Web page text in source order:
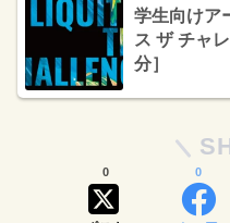
学生向けア
ス ザ チャ
分］
0 0